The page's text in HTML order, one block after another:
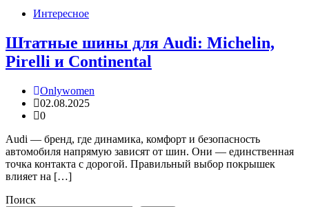
Интересное
Штатные шины для Audi: Michelin,
Pirelli и Continental
Onlywomen
02.08.2025
0
Audi — бренд, где динамика, комфорт и безопасность
автомобиля напрямую зависят от шин. Они — единственная
точка контакта с дорогой. Правильный выбор покрышек
влияет на […]
Поиск